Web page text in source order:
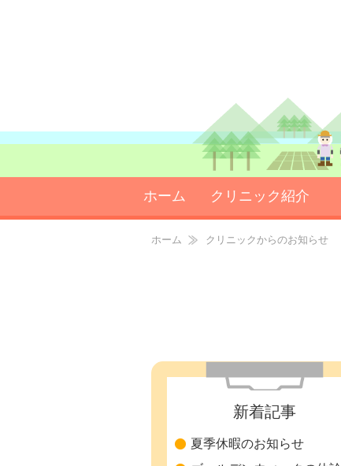
ホーム クリニック紹介
院長ごあいさつ
クリニックの特徴
ホーム クリニックからのお知らせ
新着記事
夏季休暇のお知らせ